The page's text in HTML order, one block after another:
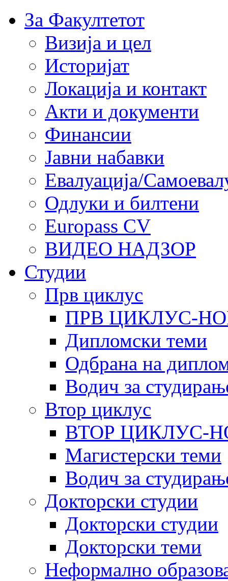
За Факултетот
Визија и цел
Историјат
Локација и контакт
Акти и документи
Финансии
Јавни набавки
Евалуација/
Одлуки и билтени
Europass CV
ВИДЕО НАДЗОР
Студии
Прв циклус
ПРВ ЦИКЛУС-
Дипломски теми
Одбрана на
Водич за
Втор циклус
ВТОР ЦИКЛУС-
Магистерски теми
Водич за
Докторски студии
Докторски студии
Докторски теми
Неформално